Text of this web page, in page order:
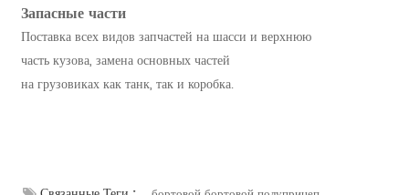
Запасные части
Поставка всех видов запчастей на шасси и верхнюю
часть кузова, замена основных частей
на грузовиках как танк, так и коробка.